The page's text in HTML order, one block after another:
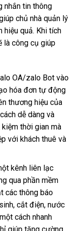
nhắn tin thông
chủ nhà quản lý
hiệu quả. Khi tích
là công cụ giúp
OA/zalo Bot vào
hóa đơn tự động
thương hiệu của
dễ dàng và
thời gian mà
với khách thuê và
kênh liên lạc
qua phần mềm
các thông báo
cắt điện, nước
cách nhanh